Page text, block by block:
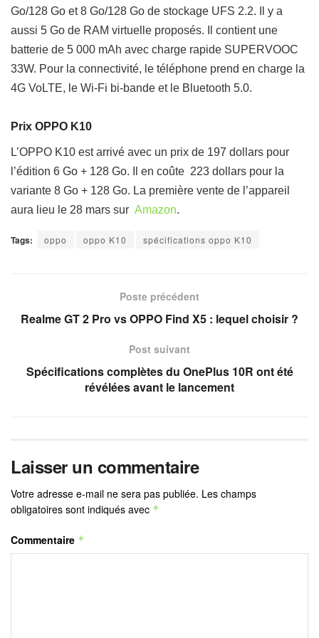
Go/128 Go et 8 Go/128 Go de stockage UFS 2.2. Il y a
aussi 5 Go de RAM virtuelle proposés. I
l contient une
batterie de 5 000 mAh avec charge rapide SUPERVOOC
33W. Pour la connectivité, le téléphone prend en charge la
4G VoLTE, le Wi-Fi bi-bande et le Bluetooth 5.0.
Prix ​​OPPO K10
L’OPPO K10 est arrivé avec un prix de 197 dollars pour
l’édition 6 Go + 128 Go. Il en coûte 223 dollars pour la
variante 8 Go + 128 Go. La première vente de l’appareil
aura lieu le 28 mars sur Amazon.
Tags: oppo oppo K10 spécifications oppo K10
Poste précédent
Realme GT 2 Pro vs OPPO Find X5 : lequel choisir ?
Post suivant
Spécifications complètes du OnePlus 10R ont été
révélées avant le lancement
Laisser un commentaire
Votre adresse e-mail ne sera pas publiée. Les champs
obligatoires sont indiqués avec *
Commentaire *